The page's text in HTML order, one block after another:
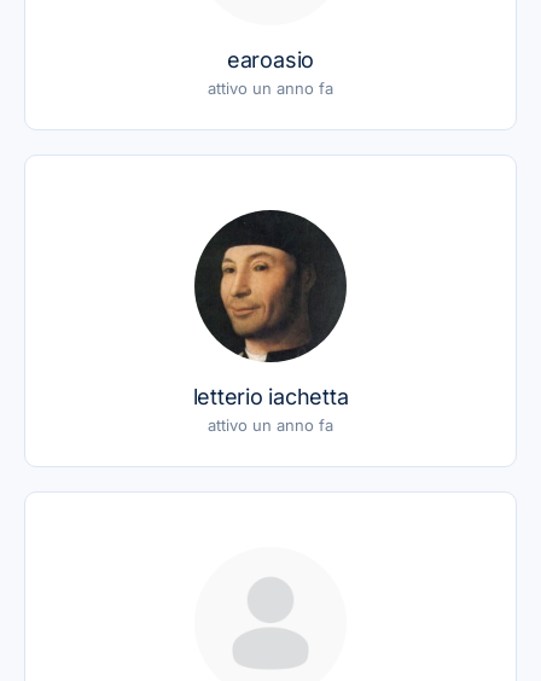
earoasio
attivo un anno fa
letterio iachetta
attivo un anno fa